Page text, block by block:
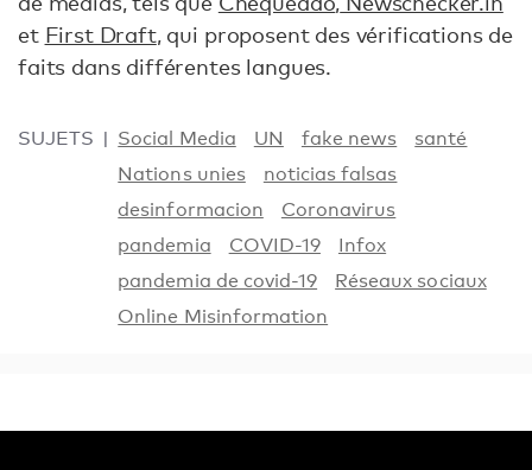
et First Draft, qui proposent des vérifications de
faits dans différentes langues.
SUJETS Social Media UN fake news
santé
Nations unies
noticias falsas
desinformacion
Coronavirus
pandemia
COVID-19
Infox
pandemia de covid-19
Réseaux sociaux
Online Misinformation